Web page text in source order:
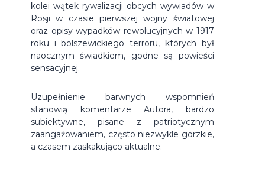
kolei wątek rywalizacji obcych wywiadów w
Rosji w czasie pierwszej wojny światowej
oraz opisy wypadków rewolucyjnych w 1917
roku i bolszewickiego terroru, których był
naocznym świadkiem, godne są powieści
sensacyjnej.
Uzupełnienie barwnych wspomnień
stanowią komentarze Autora, bardzo
subiektywne, pisane z patriotycznym
zaangażowaniem, często niezwykle gorzkie,
a czasem zaskakująco aktualne.